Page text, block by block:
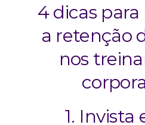
4 dicas
a retenção
nos
1.